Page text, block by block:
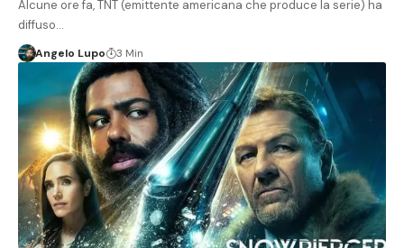
Alcune ore fa, TNT (emittente americana che produce la serie) ha
diffuso…
Angelo Lupo 3 Min